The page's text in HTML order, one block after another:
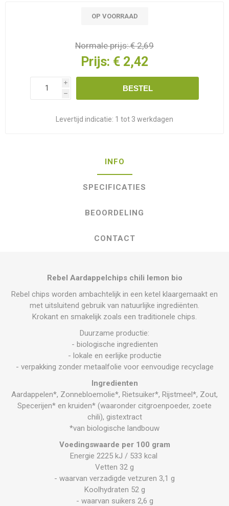
OP VOORRAAD
Normale prijs:€ 2,69
Prijs: € 2,42
i
h
BESTEL
Levertijd indicatie: 1 tot 3 werkdagen
INFO
SPECIFICATIES
BEOORDELING
CONTACT
Rebel Aardappelchips chili lemon bio
Rebel chips worden ambachtelijk in een ketel klaargemaakt en
met uitsluitend gebruik van natuurlijke ingrediënten.
Krokant en smakelijk zoals een traditionele chips.
Duurzame productie:
- biologische ingredienten
- lokale en eerlijke productie
- verpakking zonder metaalfolie voor eenvoudige recyclage
Ingredienten
Aardappelen*, Zonnebloemolie*, Rietsuiker*, Rijstmeel*, Zout,
Specerijen* en kruiden* (waaronder citgroenpoeder, zoete
chili), gistextract
*van biologische landbouw
Voedingswaarde per 100 gram
Energie 2225 kJ / 533 kcal
Vetten 32 g
- waarvan verzadigde vetzuren 3,1 g
Koolhydraten 52 g
- waarvan suikers 2,6 g